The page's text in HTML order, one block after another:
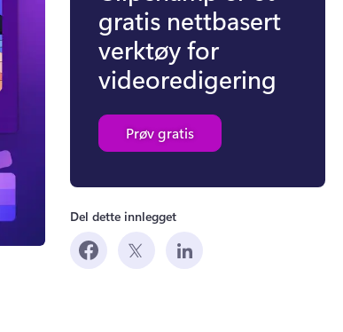
gratis nettbasert
verktøy for
videoredigering
Prøv gratis
Del dette innlegget